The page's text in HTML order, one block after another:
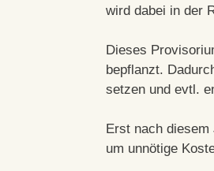
wird dabei in der
Dieses
bepflanzt.
setzen und evtl.
Erst nach
um unnötige